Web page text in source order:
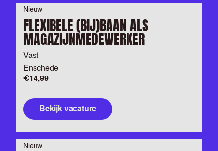
Nieuw
FLEXIBELE (BIJ)BAAN ALS
MAGAZIJNMEDEWERKER
Vast
Enschede
€14,99
Bekijk vacature
Nieuw